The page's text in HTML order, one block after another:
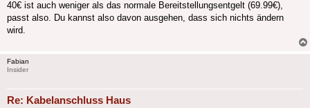
40€ ist auch weniger als das normale Bereitstellungsentgelt (69.99€),
passt also. Du kannst also davon ausgehen, dass sich nichts ändern
wird.
Fabian
Insider
Re: Kabelanschluss Haus